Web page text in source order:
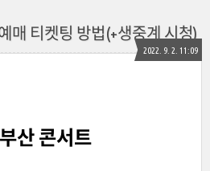
매 티켓팅 방법(+생중계 시청)
2022. 9. 2. 11:09
부산 콘서트